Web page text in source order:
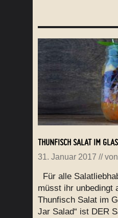
THUNFISCH SALAT IM GLAS
31. Januar 2017 // von
Für alle
müsst ihr unbedingt
Thunfisch Salat im
Jar Salad“ ist DER